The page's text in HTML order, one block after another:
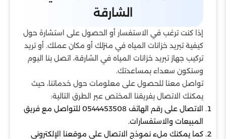
الشارقة
إذا كنت ترغب في الاستفسار أو الحصول على استشارة حول
كيفية تبريد خزانات المياه في منزلك أو مكان عملك. أو تريد
تركيب جهاز تبريد خزانات المياه في الشارقة، اتصل بنا اليوم
وسنكون سعداء بمساعدتك.
تواصل معنا للحصول على معلومات حول خدماتنا، حيث
يمكنك الاتصال بفريقنا المختص عبر الطرق التالية:
الاتصال على رقم الهاتف 0544453508 للتواصل مع فريق
المبيعات والاستفسارات.
كما يمكنك ملء نموذج الاتصال على موقعنا الإلكتروني